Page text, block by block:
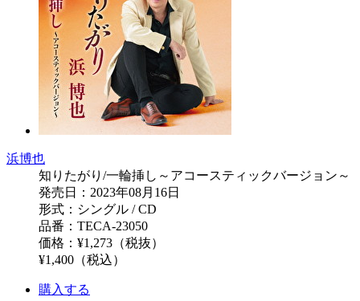
浜博也
知りたがり/一輪挿し～アコースティックバージョン～
発売日：2023年08月16日
形式：シングル / CD
品番：TECA-23050
価格：¥1,273（税抜）
¥1,400（税込）
購入する